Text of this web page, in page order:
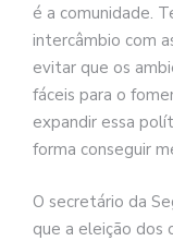
é a comunidade.
intercâmbio com
evitar que os
fáceis para o
expandir essa
forma conseguir
O secretário da
que a eleição dos